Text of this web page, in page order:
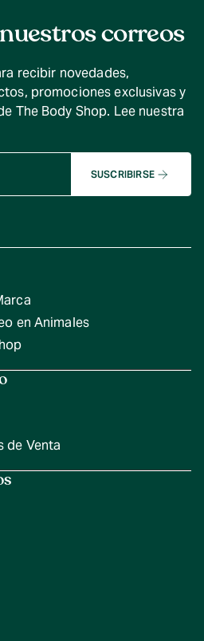
correos
recibir novedades,
promociones exclusivas y
The Body Shop. Lee nuestra
SUSCRIBIRSE
en Animales
de Venta